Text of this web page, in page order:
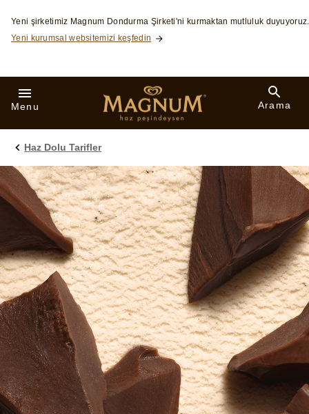
Skip to:
Yeni şirketimiz Magnum Dondurma Şirketi'ni kurmaktan mutluluk duyuyoruz.
Yeni kurumsal websitemizi keşfedin
Menu Arama
Haz Dolu Tarifler